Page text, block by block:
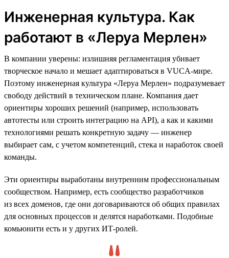
Инженерная культура. Как
работают в «Леруа Мерлен»
В компании уверены: излишняя регламентация убивает
творческое начало и мешает адаптироваться в VUCA-мире.
Поэтому инженерная культура «Леруа Мерлен» подразумевает
свободу действий в техническом плане. Компания дает
ориентиры хороших решений (например, использовать
автотесты или строить интеграцию на API), а как и какими
технологиями решать конкретную задачу — инженер
выбирает сам, с учетом компетенций, стека и наработок своей
команды.
Эти ориентиры выработаны внутренним профессиональным
сообществом. Например, есть сообщество разработчиков
из всех доменов, где они договариваются об общих правилах
для основных процессов и делятся наработками. Подобные
комьюнити есть и у других ИТ-ролей.